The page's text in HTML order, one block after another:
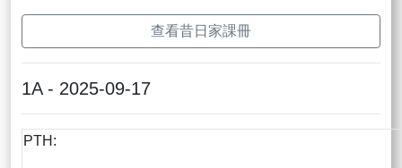
查看昔日家課冊
1A - 2025-09-17
PTH: